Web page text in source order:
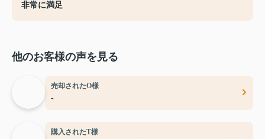
非常に満足
他のお客様の声を見る
売却されたO様
-
購入されたT様